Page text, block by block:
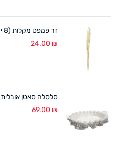
זר פמפס מקלות (8 יח')
24.00 ₪
סלסלה סאטן אובלית 50/37+9 ס"מ לבן
69.00 ₪